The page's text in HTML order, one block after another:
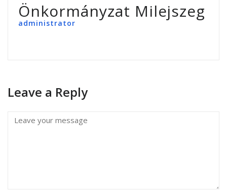
Önkormányzat Milejszeg
administrator
Leave a Reply